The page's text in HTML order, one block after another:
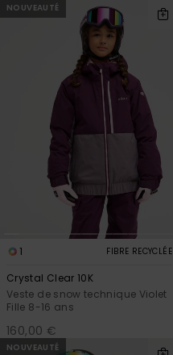
NOUVEAUTÉ
1 FIBRE RECYCLÉE
Crystal Clear 10K
Veste de snow technique Violet
Fille 8-16 ans
160,00 €
NOUVEAUTÉ